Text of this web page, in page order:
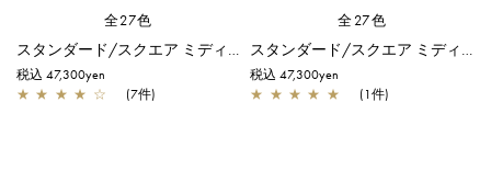
全27色
税込 47,300yen
★ ★ ★ ★ ☆ (7件)
全27色
税込 47,300yen
★ ★ ★ ★ ★ (1件)